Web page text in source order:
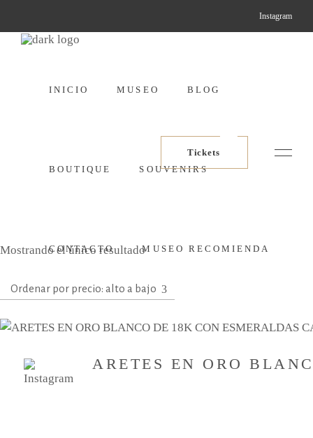
Instagram
INICIO MUSEO BLOG
BOUTIQUE SOUVENIRS
CONTACTO MUSEO RECOMIENDA
Tickets
Mostrando el único resultado
Ordenar por precio: alto a bajo
ARETES EN ORO